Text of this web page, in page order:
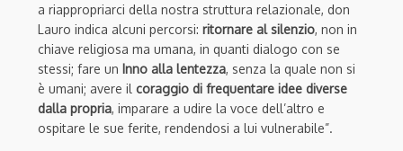
a riappropriarci della nostra struttura relazionale, don
Lauro indica alcuni percorsi: ritornare al silenzio, non in
chiave religiosa ma umana, in quanti dialogo con se
stessi; fare un Inno alla lentezza, senza la quale non si
è umani; avere il coraggio di frequentare idee diverse
dalla propria, imparare a udire la voce dell’altro e
ospitare le sue ferite, rendendosi a lui vulnerabile”.